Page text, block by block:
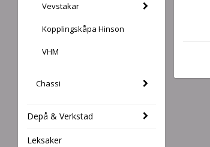
Vevstakar
Kopplingskåpa Hinson
VHM
Chassi
Depå & Verkstad
Leksaker